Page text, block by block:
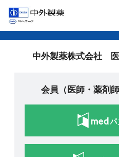
中外製薬株式会社
会員（医師・薬剤